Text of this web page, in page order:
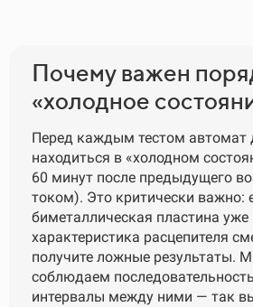
Почему важен
«холодное
Перед каждым тестом автомат
находиться в «холодном
60 минут после предыдущего
током). Это критически важно:
биметаллическая пластина уже
характеристика расцепителя
получите ложные результаты.
соблюдаем
интервалы между ними — так